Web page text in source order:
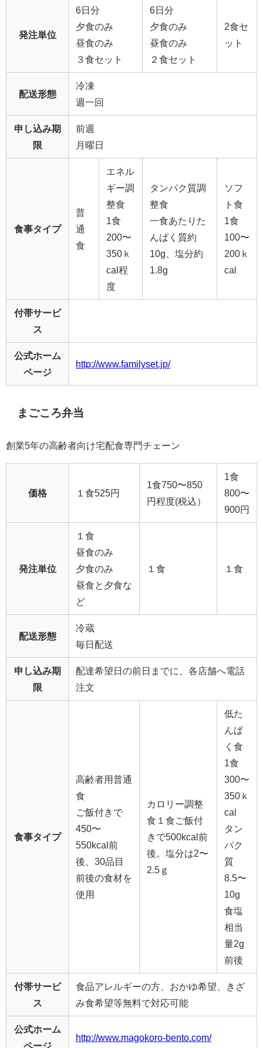
発注単位
6日分
夕食のみ
昼食のみ
３食セット
6日分
夕食のみ
昼食のみ
２食セット
2食セ
ット
配送形態
冷凍
週一回
申し込み期
限
前週
月曜日
食事タイプ
普
通
食
エネル
ギー調
整食
1食
200〜
350ｋ
cal程
度
タンパク質調
整食
一食あたりた
んぱく質約
10g、塩分約
1.8g
ソフ
ト食
1食
100〜
200ｋ
cal
付帯サービ
ス
公式ホーム
ページ
http://www.familyset.jp/
まごころ弁当
創業5年の高齢者向け宅配食専門チェーン
価格 １食525円
1食750〜850
円程度(税込）
1食
800〜
900円
発注単位
１食
昼食のみ
夕食のみ
昼食と夕食な
ど
１食 １食
配送形態
冷蔵
毎日配送
申し込み期
限
配達希望日の前日までに、各店舗へ電話
注文
食事タイプ
高齢者用普通
食
ご飯付きで
450〜
550kcal前
後、30品目
前後の食材を
使用
カロリー調整
食１食ご飯付
きで500kcal前
後。塩分は2〜
2.5ｇ
低た
んぱ
く食
1食
300〜
350ｋ
cal
タン
パク
質
8.5〜
10g
食塩
相当
量2g
前後
付帯サービ
ス
食品アレルギーの方、おかゆ希望、きざ
み食希望等無料で対応可能
公式ホーム
ページ
http://www.magokoro-bento.com/